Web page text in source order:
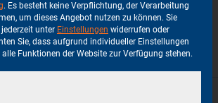
. Es besteht keine Verpflichtung, der Verarbeitung
um dieses Angebot nutzen zu können. Sie
unter Einstellungen widerrufen oder
Sie, dass aufgrund individueller Einstellungen
Funktionen der Website zur Verfügung stehen.
der Service-Gruppen, für die eine